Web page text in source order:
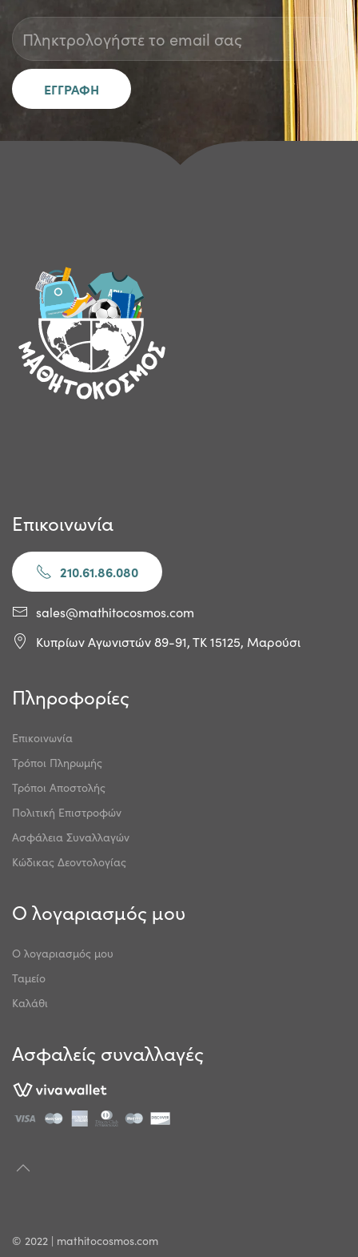
Επικοινωνία
210.61.86.080
sales@mathitocosmos.com
Κυπρίων Αγωνιστών 89-91, ΤΚ 15125, Μαρούσι
Πληροφορίες
Επικοινωνία
Τρόποι Πληρωμής
Τρόποι Αποστολής
Πολιτική Επιστροφών
Ασφάλεια Συναλλαγών
Κώδικας Δεοντολογίας
Ο λογαριασμός μου
Ο λογαριασμός μου
Ταμείο
Καλάθι
Ασφαλείς συναλλαγές
© 2022 | mathitocosmos.com